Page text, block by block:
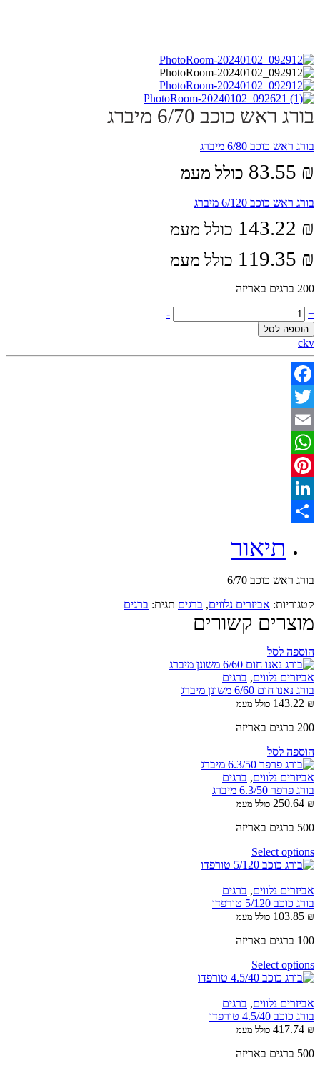
בורג ראש כוכב 6/70 מיברג
בורג ראש כוכב 6/80 מיברג
83.55 ₪ כולל מעמ
בורג ראש כוכב 6/120 מיברג
143.22 ₪ כולל מעמ
119.35 ₪ כולל מעמ
200 ברגים באריזה
בורג
ראש
כוכב
6/70
מיברג
quantity
+
-
הוספה לסל
ckv
Facebook
Twitter
Email
WhatsApp
Pinterest
LinkedIn
תיאור
בורג ראש כוכב 6/70
קטגוריות: אביזרים נלווים, ברגים תגית: ברגים
מוצרים קשורים
הוספה לסל
אביזרים נלווים, ברגים
בורג נאנו חום 6/60 משונן מיברג
143.22 ₪ כולל מעמ
200 ברגים באריזה
הוספה לסל
אביזרים נלווים, ברגים
בורג פרפר 6.3/50 מיברג
250.64 ₪ כולל מעמ
500 ברגים באריזה
Select options
אביזרים נלווים, ברגים
בורג כוכב 5/120 טורפדו
103.85 ₪ כולל מעמ
100 ברגים באריזה
Select options
אביזרים נלווים, ברגים
בורג כוכב 4.5/40 טורפדו
417.74 ₪ כולל מעמ
500 ברגים באריזה